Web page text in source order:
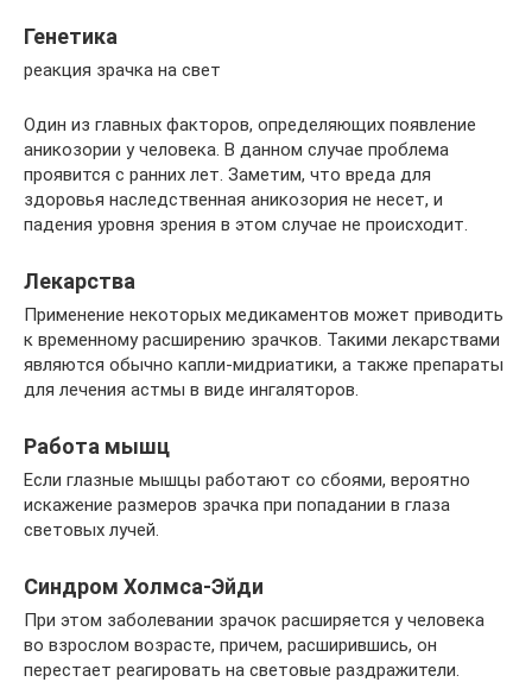
Генетика
реакция зрачка на свет
Один из главных факторов, определяющих появление
аникозории у человека. В данном случае проблема
проявится с ранних лет. Заметим, что вреда для
здоровья наследственная аникозория не несет, и
падения уровня зрения в этом случае не происходит.
Лекарства
Применение некоторых медикаментов может приводить
к временному расширению зрачков. Такими лекарствами
являются обычно капли-мидриатики, а также препараты
для лечения астмы в виде ингаляторов.
Работа мышц
Если глазные мышцы работают со сбоями, вероятно
искажение размеров зрачка при попадании в глаза
световых лучей.
Синдром Холмса-Эйди
При этом заболевании зрачок расширяется у человека
во взрослом возрасте, причем, расширившись, он
перестает реагировать на световые раздражители.